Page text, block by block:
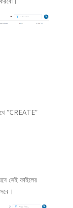
“CREATE”
সেই ফাইলের